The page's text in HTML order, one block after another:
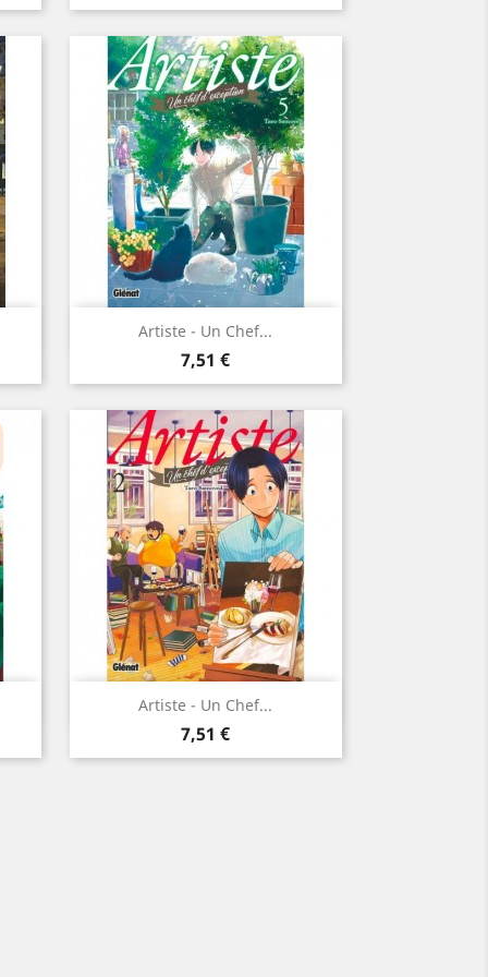
Artiste - Un Chef...
Prix
7,51 €
Aperçu rapide
Artiste - Un Chef...
Prix
7,51 €
Aperçu rapide